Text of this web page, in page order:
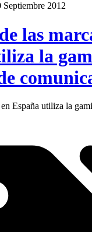
Septiembre 2012
las
la
España utiliza la